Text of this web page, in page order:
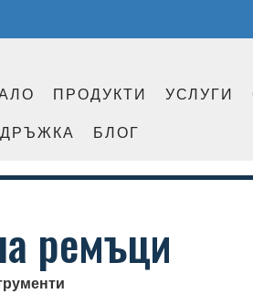
ПРОДУКТИ УСЛУГИ
БЛОГ
ремъци